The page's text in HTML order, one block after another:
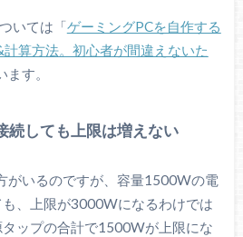
いては「ゲーミングPCを自作する
算方法。初心者が間違えないた
ます。
続しても上限は増えない
がいるのですが、容量1500Wの電
、上限が3000Wになるわけでは
ップの合計で1500Wが上限にな